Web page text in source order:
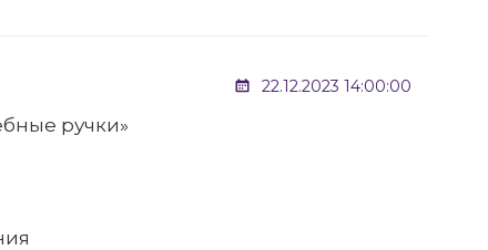
22.12.2023 14:00:00
ручки»